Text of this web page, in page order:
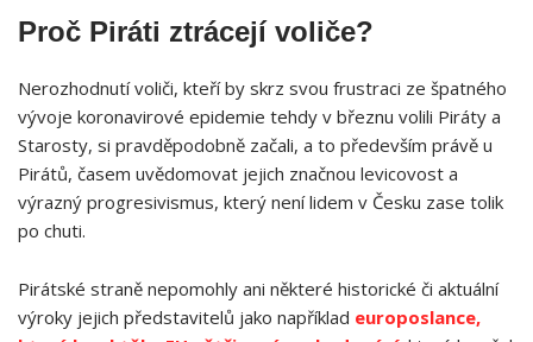
Proč Piráti ztrácejí voliče?
Nerozhodnutí voliči, kteří by skrz svou frustraci ze špatného
vývoje koronavirové epidemie tehdy v březnu volili Piráty a
Starosty, si pravděpodobně začali, a to především právě u
Pirátů, časem uvědomovat jejich značnou levicovost a
výrazný progresivismus, který není lidem v Česku zase tolik
po chuti.
Pirátské straně nepomohly ani některé historické či aktuální
výroky jejich představitelů jako například europoslance,